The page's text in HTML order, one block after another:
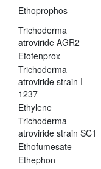
Ethoprophos
Trichoderma
atroviride AGR2
Etofenprox
Trichoderma
atroviride strain I-
1237
Ethylene
Trichoderma
atroviride strain SC1
Ethofumesate
Ethephon